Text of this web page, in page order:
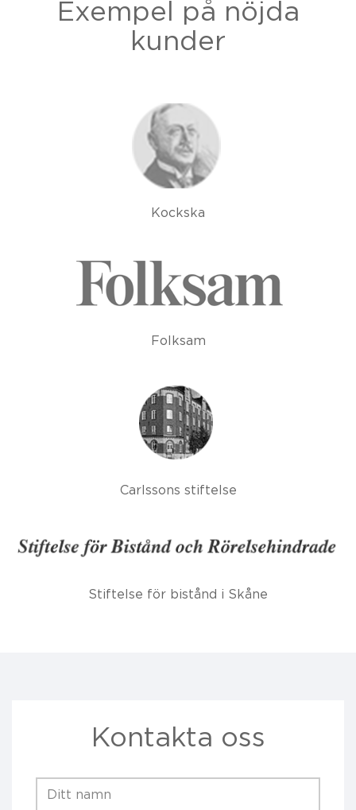
Exempel på nöjda
kunder
Kockska
Folksam
Carlssons stiftelse
Stiftelse för bistånd i Skåne
Kontakta oss